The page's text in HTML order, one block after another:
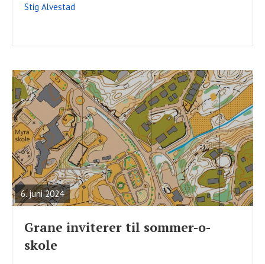
Stig Alvestad
6. juni 2024
READ
FULL
POST
Grane inviterer til sommer-o-
skole